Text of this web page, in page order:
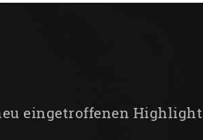
eingetroffenen